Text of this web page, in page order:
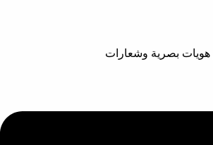
هويات بصرية وشعارات